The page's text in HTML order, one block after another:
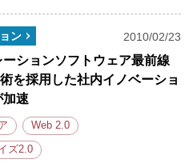
ン 2010/02/23
ションソフトウェア最前線
を採用した社内イノベーショ
加速
Web 2.0
ズ2.0